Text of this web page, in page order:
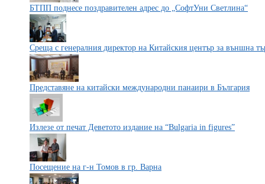
БТПП поднесе поздравителен адрес до „СофтУни Светлина“
Среща с генералния директор на Китайския център за външна
Представяне на китайски международни панаири в България
Излезе от печат Деветото издание на “Bulgaria in figures”
Посещение на г-н Томов в гр. Варна